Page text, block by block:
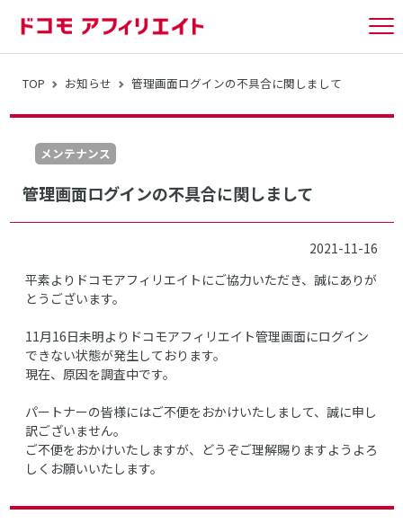
TOP お知らせ 管理画面ログインの不具合に関しまして
メンテナンス
管理画面ログインの不具合に関しまして
2021-11-16
平素よりドコモアフィリエイトにご協力いただき、誠にありが
とうございます。
11月16日未明よりドコモアフィリエイト管理画面にログイン
できない状態が発生しております。
現在、原因を調査中です。
パートナーの皆様にはご不便をおかけいたしまして、誠に申し
訳ございません。
ご不便をおかけいたしますが、どうぞご理解賜りますようよろ
しくお願いいたします。